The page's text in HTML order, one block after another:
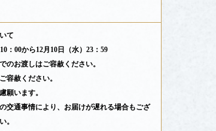
て
：00から12月10日（水）23：59
のお渡しはご容赦ください。
容赦ください。
願います。
交通事情により、お届けが遅れる場合もござ
。